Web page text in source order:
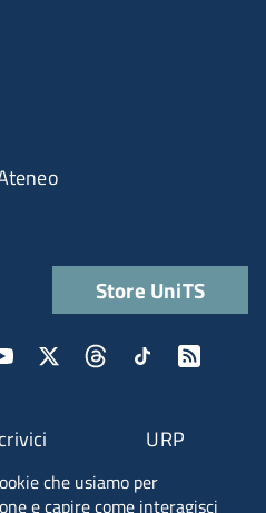
che usiamo per
e capire come interagisci
URP
Store UniTS